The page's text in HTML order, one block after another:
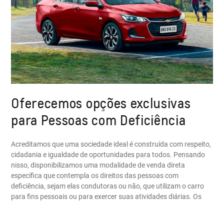
Oferecemos opções exclusivas
para Pessoas com Deficiência
Acreditamos que uma sociedade ideal é construída com respeito,
cidadania e igualdade de oportunidades para todos. Pensando
nisso, disponibilizamos uma modalidade de venda direta
específica que contempla os direitos das pessoas com
deficiência, sejam elas condutoras ou não, que utilizam o carro
para fins pessoais ou para exercer suas atividades diárias. Os